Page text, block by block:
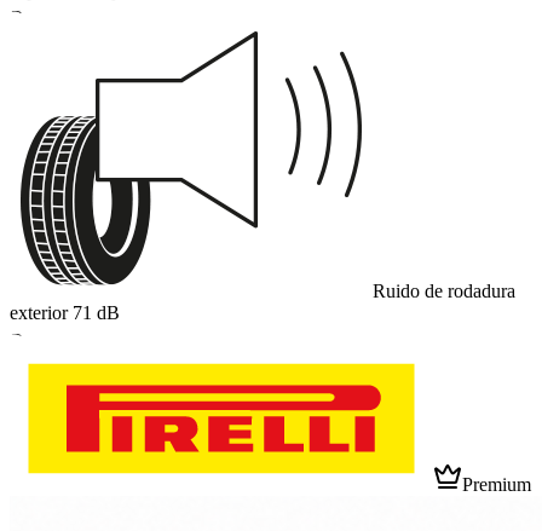
B
Ruido de rodadura
exterior 71 dB
B
Premium